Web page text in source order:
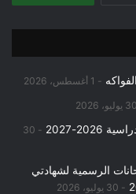
1 أغسطس، 2026
30 يوليو، 2026
2027
30
الرسمية لشهادتي
30 يوليو، 2026